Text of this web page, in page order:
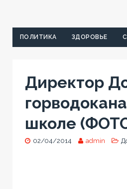
ПОЛИТИКА ЗДОРОВЬЕ
Директор
школе
02/04/2014 admin